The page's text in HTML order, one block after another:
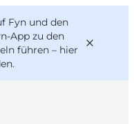
Fyn und den
App zu den
führen – hier
.